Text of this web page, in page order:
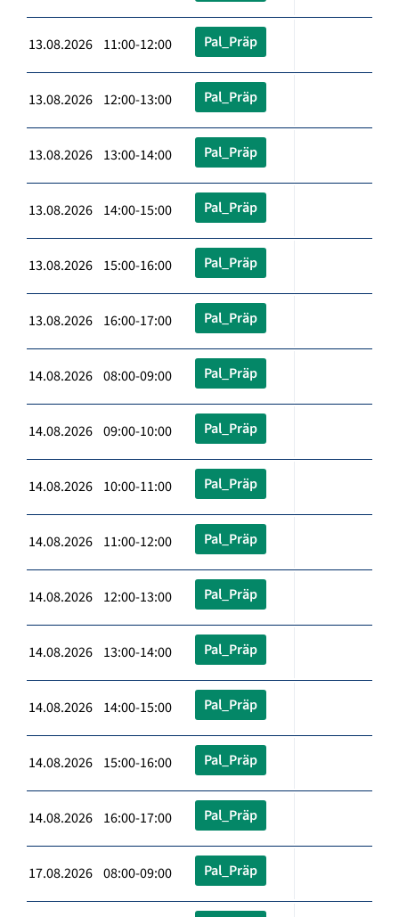
13.08.2026 11:00-12:00 Pal_Präp
13.08.2026 12:00-13:00 Pal_Präp
13.08.2026 13:00-14:00 Pal_Präp
13.08.2026 14:00-15:00 Pal_Präp
13.08.2026 15:00-16:00 Pal_Präp
13.08.2026 16:00-17:00 Pal_Präp
14.08.2026 08:00-09:00 Pal_Präp
14.08.2026 09:00-10:00 Pal_Präp
14.08.2026 10:00-11:00 Pal_Präp
14.08.2026 11:00-12:00 Pal_Präp
14.08.2026 12:00-13:00 Pal_Präp
14.08.2026 13:00-14:00 Pal_Präp
14.08.2026 14:00-15:00 Pal_Präp
14.08.2026 15:00-16:00 Pal_Präp
14.08.2026 16:00-17:00 Pal_Präp
17.08.2026 08:00-09:00 Pal_Präp